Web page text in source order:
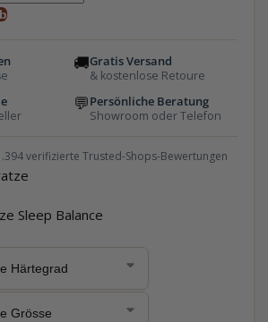
🚚Gratis Versand
& kostenlose Retoure
💬Persönliche Beratung
Showroom oder Telefon
verifizierte Trusted-Shops-Bewertungen
Sleep Balance